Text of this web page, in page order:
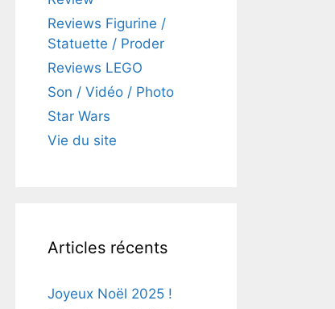
Reviews Figurine /
Statuette / Proder
Reviews LEGO
Son / Vidéo / Photo
Star Wars
Vie du site
Articles récents
Joyeux Noël 2025 !